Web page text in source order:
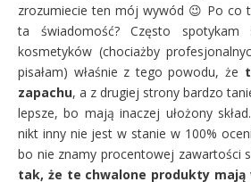
zrozumiecie ten mój wywód 😉 Po co
ta świadomość? Często spotykam
kosmetyków (chociażby
pisałam) właśnie z tego powodu, że
zapachu, a z drugiej strony bardzo
lepsze, bo mają inaczej ułożony
nikt inny nie jest w stanie w 100%
bo nie znamy procentowej zawartości
tak, że te chwalone produkty mają